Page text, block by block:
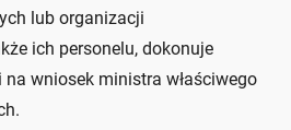
lub organizacji
ich personelu, dokonuje
wniosek ministra właściwego